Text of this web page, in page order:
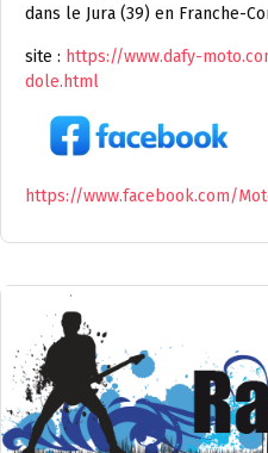
dans le Jura (39) en Franche-
site : https://www.dafy-
dole.html
https://www.facebook.com/